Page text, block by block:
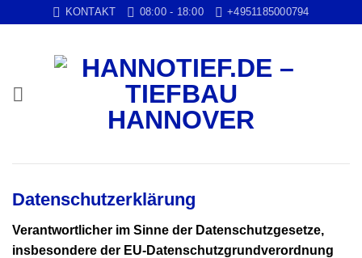
KONTAKT 08:00 - 18:00 +4951185000794
Datenschutzerklärung
Verantwortlicher im Sinne der Datenschutzgesetze,
insbesondere der EU-Datenschutzgrundverordnung